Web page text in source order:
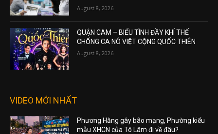
August 8, 2026
QUẬN CAM – BIỂU TÌNH ĐẦY KHÍ THẾ
CHỐNG CA NÔ VIỆT CỘNG QUỐC THIÊN
August 8, 2026
VIDEO MỚI NHẤT
Phương Hằng gây bão mạng, Phường kiểu
mẫu XHCN của Tô Lâm đi về đâu?